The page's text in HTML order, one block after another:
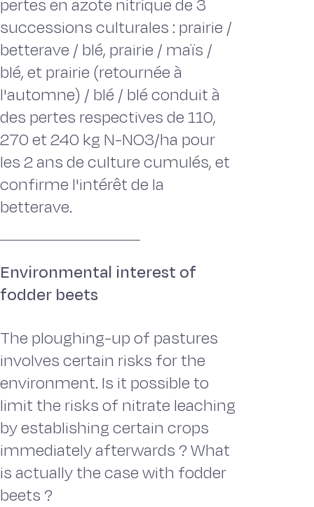
pertes en azote nitrique de 3
successions culturales : prairie /
betterave / blé, prairie / maïs /
blé, et prairie (retournée à
l'automne) / blé / blé conduit à
des pertes respectives de 110,
270 et 240 kg N-NO3/ha pour
les 2 ans de culture cumulés, et
confirme l'intérêt de la
betterave.
Environmental interest of
fodder beets
The ploughing-up of pastures
involves certain risks for the
environment. Is it possible to
limit the risks of nitrate leaching
by establishing certain crops
immediately afterwards ? What
is actually the case with fodder
beets ?